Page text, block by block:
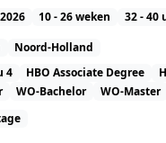
10 - 26 weken
32 - 40
Noord-Holland
4
HBO Associate Degree
WO-Bachelor
WO-Master